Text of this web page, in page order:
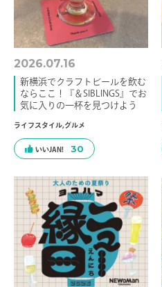
2026.07.16
新横浜でクラフトビールを飲む
ならここ！『＆SIBLINGS』でお
気に入りの一杯を見つけよう
ライフスタイル,グルメ
30